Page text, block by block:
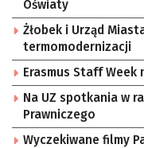
Oświaty
Żłobek i Urząd
termomodernizacji
Erasmus Staff
Na UZ spotkania w
Prawniczego
Wyczekiwane filmy